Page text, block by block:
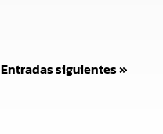
Entradas siguientes »